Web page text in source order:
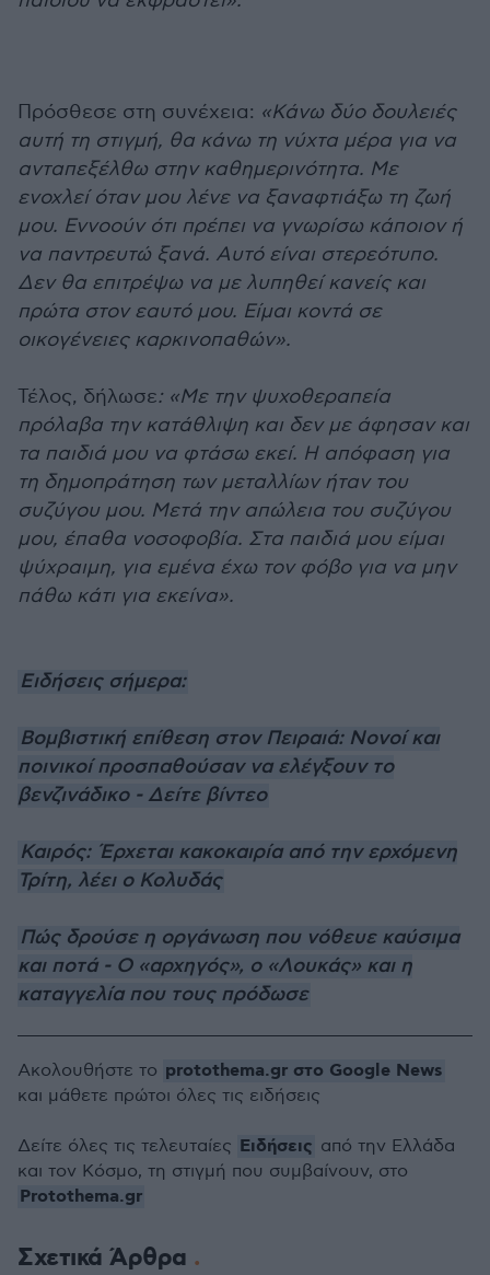
Πρόσθεσε στη συνέχεια: «Κάνω δύο δουλειές
αυτή τη στιγμή, θα κάνω τη νύχτα μέρα για να
ανταπεξέλθω στην καθημερινότητα. Με
ενοχλεί όταν μου λένε να ξαναφτιάξω τη ζωή
μου. Εννοούν ότι πρέπει να γνωρίσω κάποιον ή
να παντρευτώ ξανά. Αυτό είναι στερεότυπο.
Δεν θα επιτρέψω να με λυπηθεί κανείς και
πρώτα στον εαυτό μου. Είμαι κοντά σε
οικογένειες καρκινοπαθών».
Τέλος, δήλωσε: «Με την ψυχοθεραπεία
πρόλαβα την κατάθλιψη και δεν με άφησαν και
τα παιδιά μου να φτάσω εκεί. Η απόφαση για
τη δημοπράτηση των μεταλλίων ήταν του
συζύγου μου. Μετά την απώλεια του συζύγου
μου, έπαθα νοσοφοβία. Στα παιδιά μου είμαι
ψύχραιμη, για εμένα έχω τον φόβο για να μην
πάθω κάτι για εκείνα».
Ειδήσεις σήμερα:
Βομβιστική επίθεση στον Πειραιά: Νονοί και
ποινικοί προσπαθούσαν να ελέγξουν το
βενζινάδικο - Δείτε βίντεο
Καιρός: Έρχεται κακοκαιρία από την ερχόμενη
Τρίτη, λέει ο Κολυδάς
Πώς δρούσε η οργάνωση που νόθευε καύσιμα
και ποτά - Ο «αρχηγός», ο «Λουκάς» και η
καταγγελία που τους πρόδωσε
Σχετικά Άρθρα
Ακολουθήστε το protothema.gr στο Google News
και μάθετε πρώτοι όλες τις ειδήσεις
Δείτε όλες τις τελευταίες Ειδήσεις από την Ελλάδα
και τον Κόσμο, τη στιγμή που συμβαίνουν, στο
Protothema.gr